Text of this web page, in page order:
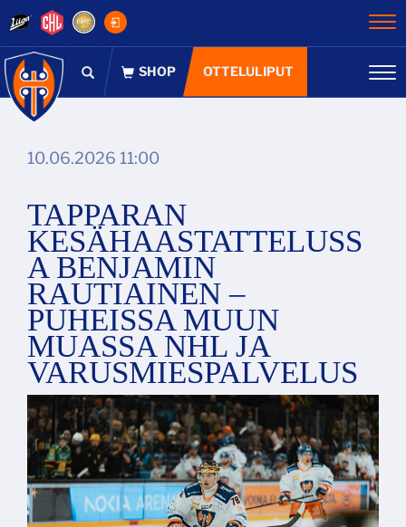
OTTELULIPUT
10.06.2026 11:00
TAPPARAN
KESÄHAASTATTELUSS
A BENJAMIN
RAUTIAINEN –
PUHEISSA MUUN
MUASSA NHL JA
VARUSMIESPALVELUS